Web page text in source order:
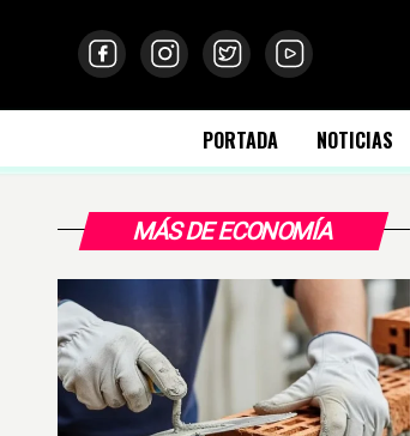
PORTADA NOTICIAS
MÁS DE ECONOMÍA